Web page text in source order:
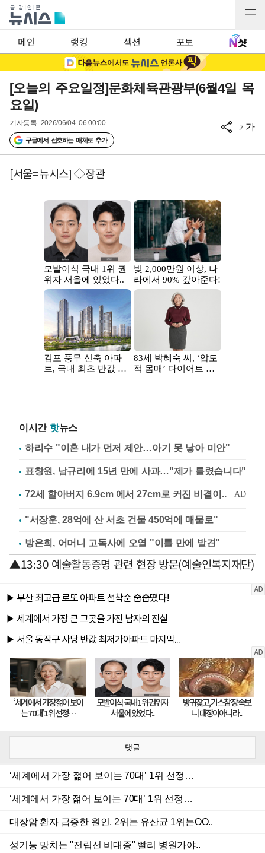
메인 랭킹 섹션 포토
[오늘의 주요일정]문화체육관광부(6월4일 목
요일)
기사등록 2026/06/04 06:00:00
구글에서 선호하는 매체로 추가
가가
[서울=뉴시스] ◇장관
이시간 핫뉴스
하리수 "이혼 내가 먼저 제안…아기 못 낳아 미안"
표창원, 남규리에 15년 만에 사과…"제가 틀렸습니다"
"서장훈, 28억에 산 서초 건물 450억에 매물로"
방은희, 어머니 고독사에 오열 "이틀 만에 발견"
▲13:30 예술활동증명 관련 현장 방문(예술인복지재단)
댓글